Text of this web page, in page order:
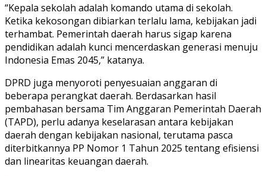
“Kepala sekolah adalah komando utama di sekolah.
Ketika kekosongan dibiarkan terlalu lama, kebijakan jadi
terhambat. Pemerintah daerah harus sigap karena
pendidikan adalah kunci mencerdaskan generasi menuju
Indonesia Emas 2045,” katanya.
DPRD juga menyoroti penyesuaian anggaran di
beberapa perangkat daerah. Berdasarkan hasil
pembahasan bersama Tim Anggaran Pemerintah Daerah
(TAPD), perlu adanya keselarasan antara kebijakan
daerah dengan kebijakan nasional, terutama pasca
diterbitkannya PP Nomor 1 Tahun 2025 tentang efisiensi
dan linearitas keuangan daerah.